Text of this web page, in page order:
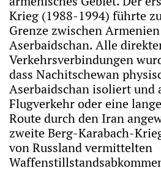
Krieg (1988-1994) führte
Grenze zwischen
Aserbaidschan. Alle
Verkehrsverbindungen
dass Nachitschewan
Aserbaidschan isoliert und
Flugverkehr oder eine
Route durch den Iran
zweite Berg-Karabach-
von Russland vermittelten